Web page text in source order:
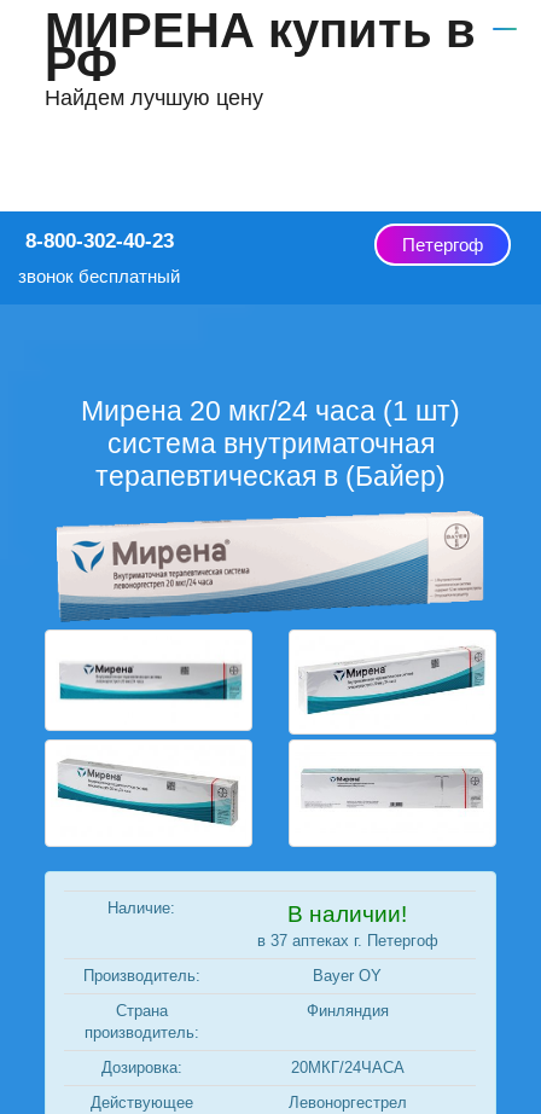
МИРЕНА купить в
РФ
Найдем лучшую цену
8-800-302-40-23
звонок бесплатный
Петергоф
Мирена 20 мкг/24 часа (1 шт)
система внутриматочная
терапевтическая в (Байер)
Наличие: В наличии!
в 37 аптеках г. Петергоф
Производитель:
Bayer OY
Страна
производитель:
Финляндия
Дозировка:
20МКГ/24ЧАСА
Действующее
Левоноргестрел